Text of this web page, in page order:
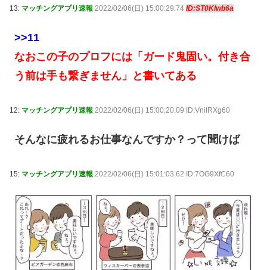
13: マッチングアプリ速報 2022/02/06(日) 15:00:29.74 ID:ST0Klwb6a
>>11
なおこの子のプロフには「ガード鬼固い。付き合
う前は手も繋ぎません」と書いてある
12: マッチングアプリ速報 2022/02/06(日) 15:00:20.09 ID:VnilRXg60
そんなに疲れるお仕事なんですか？って聞けば
15: マッチングアプリ速報 2022/02/06(日) 15:01:03.62 ID:7OG9XfC60